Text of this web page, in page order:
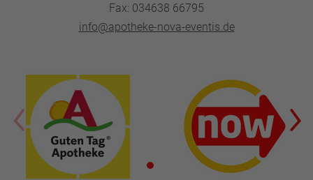
Fax: 034638 66795
info@apotheke-nova-eventis.de